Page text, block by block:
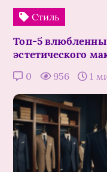
Стиль
Топ-5
эстетического
0 956 1